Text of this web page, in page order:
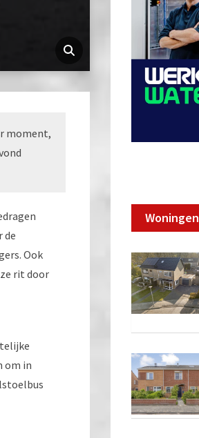
moment,
de
Ook
rit door
om in
Woningen